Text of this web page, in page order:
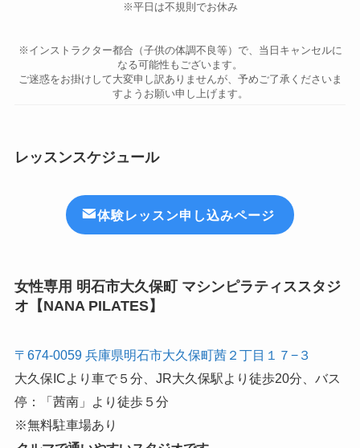
※平日は不規則でお休み
※インストラクター都合（子供の体調不良等）で、当日キャンセルに
なる可能性もございます。
ご迷惑をお掛けして大変申し訳ありませんが、予めご了承くださいま
すようお願い申し上げます。
レッスンスケジュール
体験レッスン申し込みページ
女性専用 明石市大久保町 マシンピラティススタジ
オ【NANA PILATES】
〒674-0059 兵庫県明石市大久保町茜２丁目１７−３
大久保ICより車で５分、JR大久保駅より徒歩20分、バス
停：「茜南」より徒歩５分
※無料駐車場あり